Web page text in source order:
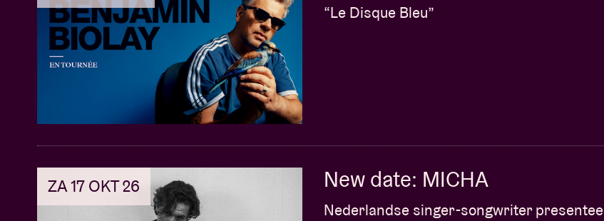
“Le Disque Bleu”
ZA 17 OKT 26 New date: MICHA
Nederlandse singer-songwriter